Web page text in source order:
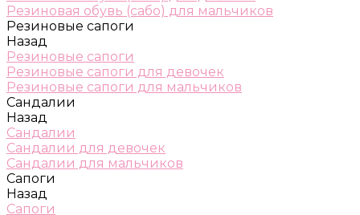
Резиновая обувь (сабо) для мальчиков
Резиновые сапоги
Назад
Резиновые сапоги
Резиновые сапоги для девочек
Резиновые сапоги для мальчиков
Сандалии
Назад
Сандалии
Сандалии для девочек
Сандалии для мальчиков
Сапоги
Назад
Сапоги